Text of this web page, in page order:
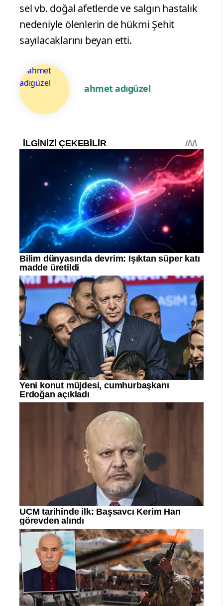
sel vb. doğal afetlerde ve salgın hastalık
nedeniyle ölenlerin de hükmi Şehit
sayılacaklarını beyan etti.
ahmet adıgüzel